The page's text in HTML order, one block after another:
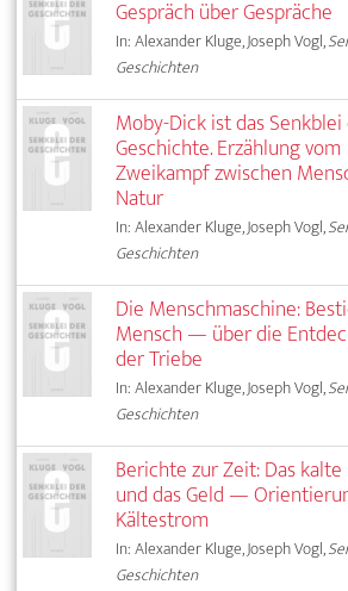
Gespräch über Gespräche
In: Alexander Kluge, Joseph Vogl,
Geschichten
Moby-Dick ist das
Geschichte. Erzählung vom
Zweikampf zwischen
Natur
In: Alexander Kluge, Joseph Vogl,
Geschichten
Die Menschmaschine:
Mensch — über die
der Triebe
In: Alexander Kluge, Joseph Vogl,
Geschichten
Berichte zur Zeit: Das
und das Geld —
Kältestrom
In: Alexander Kluge, Joseph Vogl,
Geschichten